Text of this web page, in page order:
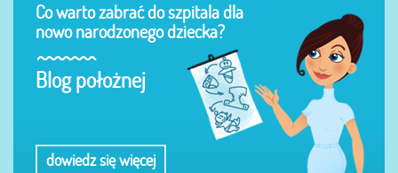
Co warto zabrać do szpitala dla
nowo narodzonego dziecka?
Blog położnej
dowiedz się więcej